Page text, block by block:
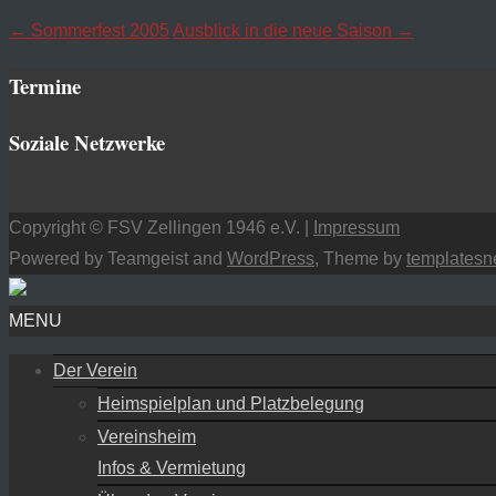
Navigation
posten
← Sommerfest 2005 Ausblick in die neue Saison →
Termine
Soziale Netzwerke
Copyright © FSV Zellingen 1946 e.V. |
Impressum
Powered by Teamgeist and WordPress, Theme by
MENU
Der Verein
Heimspielplan und Platzbelegung
Vereinsheim
Infos & Vermietung